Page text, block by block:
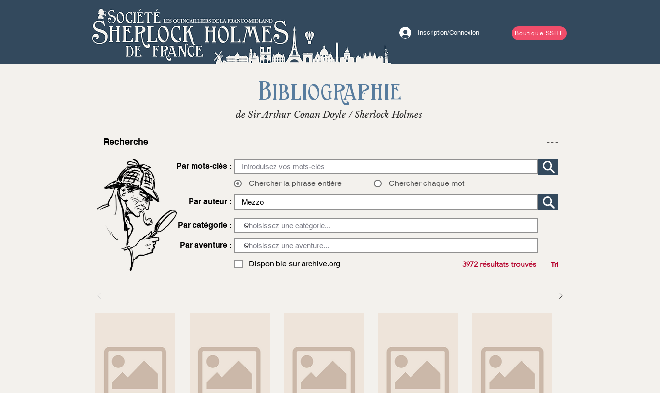
Boutique SSHF
Inscription/Connexion
Bibliographie
de Sir Arthur Conan Doyle / Sherlock Holmes
Recherche - - -
Par mots-clés :
Par auteur :
Par catégorie :
Par aventure :
Chercher la phrase entière Chercher chaque mot
Disponible sur archive.org 3972 résultats trouvés Tri